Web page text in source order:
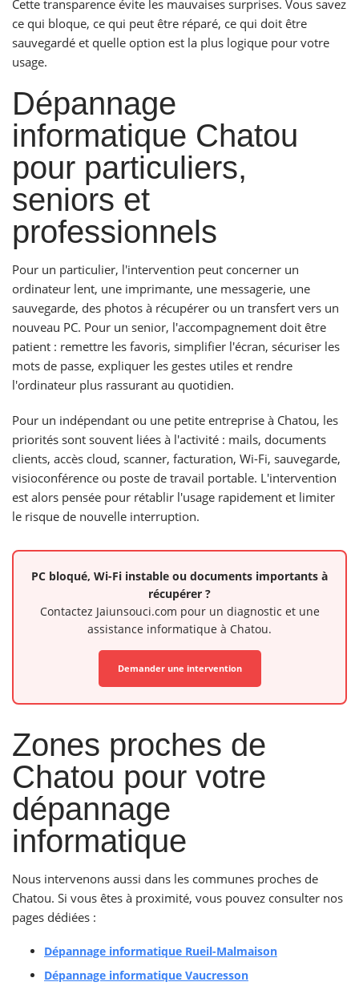
Cette transparence évite les mauvaises surprises. Vous savez
ce qui bloque, ce qui peut être réparé, ce qui doit être
sauvegardé et quelle option est la plus logique pour votre
usage.
Dépannage
informatique Chatou
pour particuliers,
seniors et
professionnels
Pour un particulier, l'intervention peut concerner un
ordinateur lent, une imprimante, une messagerie, une
sauvegarde, des photos à récupérer ou un transfert vers un
nouveau PC. Pour un senior, l'accompagnement doit être
patient : remettre les favoris, simplifier l'écran, sécuriser les
mots de passe, expliquer les gestes utiles et rendre
l'ordinateur plus rassurant au quotidien.
Pour un indépendant ou une petite entreprise à Chatou, les
priorités sont souvent liées à l'activité : mails, documents
clients, accès cloud, scanner, facturation, Wi-Fi, sauvegarde,
visioconférence ou poste de travail portable. L'intervention
est alors pensée pour rétablir l'usage rapidement et limiter
le risque de nouvelle interruption.
PC bloqué, Wi-Fi instable ou documents importants à
récupérer ?
Contactez Jaiunsouci.com pour un diagnostic et une
assistance informatique à Chatou.
Demander une intervention
Zones proches de
Chatou pour votre
dépannage
informatique
Nous intervenons aussi dans les communes proches de
Chatou. Si vous êtes à proximité, vous pouvez consulter nos
pages dédiées :
Dépannage informatique Rueil-Malmaison
Dépannage informatique Vaucresson